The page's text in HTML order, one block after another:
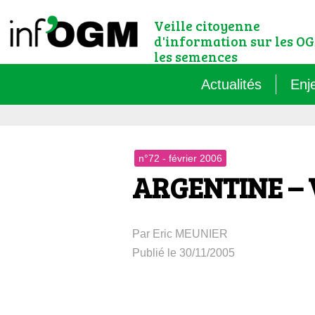
Veille citoyenne
d'information sur les
les semences
Actualités
n°72 - février 2006
ARGENTINE
Par Eric MEUNIER
Publié le 30/11/2005